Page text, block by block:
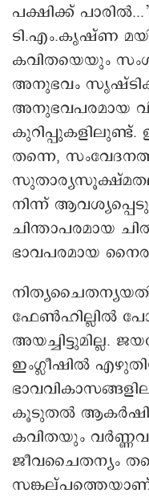
പക്ഷിക്ക്
ടി.എം.കൃഷ്ണ
കവിതയെയും
അനുഭവം
അനുഭവപരമായ
കുറിപ്പുകളിലുണ്ട്.
തന്നെ,
നിന്ന്
ചിന്താപരമായ
ഭാവപരമായ
നിത്യചൈതന്യയതി
ഫേണ്‍ഹില്ലില്‍
അയച്ചിട്ടുമില്ല.
ഇംഗ്ലീഷില്‍
കൂടുതല്‍
കവിതയും
ജീവചൈതന്യം
സങ്കല്പത്തെയാണ്